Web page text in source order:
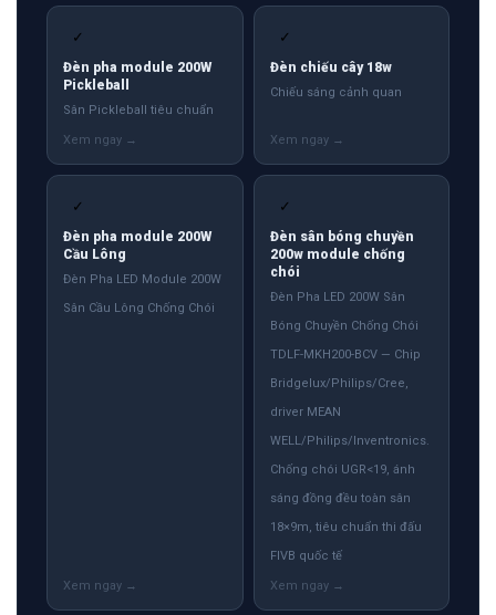
✓
Đèn pha module 200W
Pickleball
Sân Pickleball tiêu chuẩn
✓
Đèn chiếu cây 18w
Chiếu sáng cảnh quan
✓
Đèn pha module 200W
Cầu Lông
Đèn Pha LED Module 200W
Sân Cầu Lông Chống Chói
✓
Đèn sân bóng chuyền
200w module chống
chói
Đèn Pha LED 200W Sân
Bóng Chuyền Chống Chói
TDLF-MKH200-BCV — Chip
Bridgelux/Philips/Cree,
driver MEAN
WELL/Philips/Inventronics.
Chống chói UGR<19, ánh
sáng đồng đều toàn sân
18×9m, tiêu chuẩn thi đấu
FIVB quốc tế